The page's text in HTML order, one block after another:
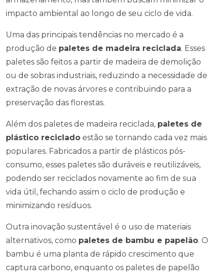
impacto ambiental ao longo de seu ciclo de vida.
Uma das principais tendências no mercado é a
produção de paletes de madeira reciclada. Esses
paletes são feitos a partir de madeira de demolição
ou de sobras industriais, reduzindo a necessidade de
extração de novas árvores e contribuindo para a
preservação das florestas.
Além dos paletes de madeira reciclada, paletes de
plástico reciclado estão se tornando cada vez mais
populares. Fabricados a partir de plásticos pós-
consumo, esses paletes são duráveis e reutilizáveis,
podendo ser reciclados novamente ao fim de sua
vida útil, fechando assim o ciclo de produção e
minimizando resíduos.
Outra inovação sustentável é o uso de materiais
alternativos, como paletes de bambu e papelão. O
bambu é uma planta de rápido crescimento que
captura carbono, enquanto os paletes de papelão